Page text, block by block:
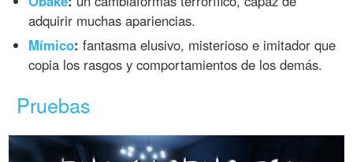
adquirir muchas apariencias.
Mímico: fantasma elusivo, misterioso e imitador que
copia los rasgos y comportamientos de los demás.
Pruebas